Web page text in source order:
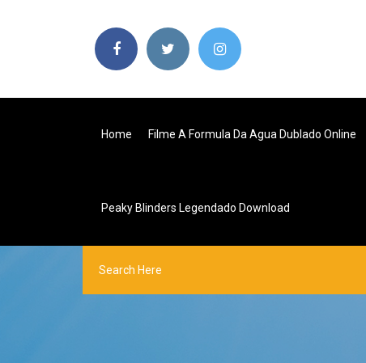
Home Filme A Formula Da Agua Dublado Online
Peaky Blinders Legendado Download